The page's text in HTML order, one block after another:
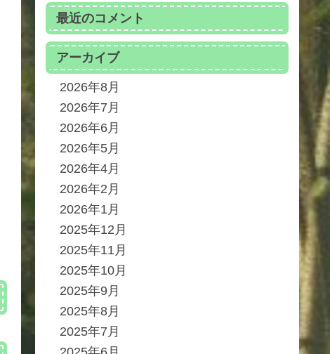
最近のコメント
アーカイブ
2026年8月
2026年7月
2026年6月
2026年5月
2026年4月
2026年2月
2026年1月
2025年12月
2025年11月
2025年10月
2025年9月
2025年8月
2025年7月